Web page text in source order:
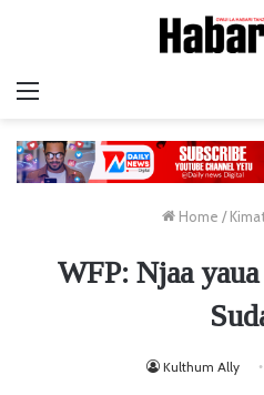
Home /
WFP: Njaa
Kulthum Ally